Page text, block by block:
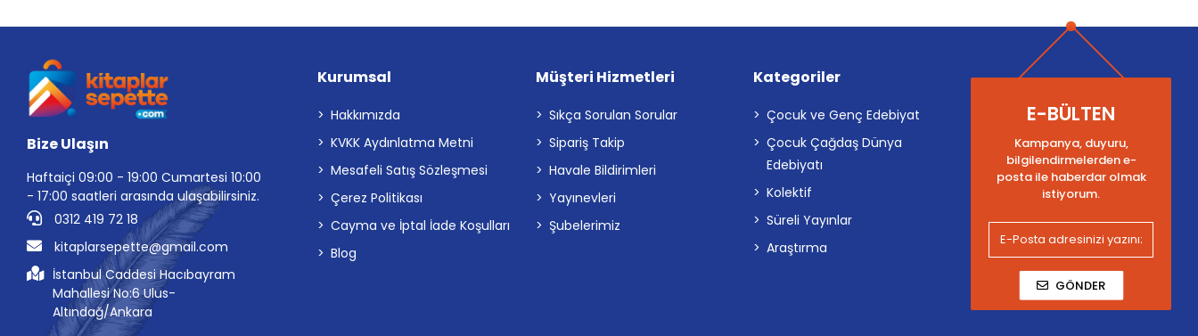
Bize Ulaşın
Haftaiçi 09:00 - 19:00 Cumartesi 10:00
- 17:00 saatleri arasında ulaşabilirsiniz.
0312 419 72 18
kitaplarsepette@gmail.com
İstanbul Caddesi Hacıbayram
Mahallesi No:6 Ulus-
Altındağ/Ankara
Kurumsal
Hakkımızda
KVKK Aydınlatma Metni
Mesafeli Satış Sözleşmesi
Çerez Politikası
Cayma ve İptal İade Koşulları
Blog
Müşteri Hizmetleri
Sıkça Sorulan Sorular
Sipariş Takip
Havale Bildirimleri
Yayınevleri
Şubelerimiz
Kategoriler
Çocuk ve Genç Edebiyat
Çocuk Çağdaş Dünya
Edebiyatı
Kolektif
Süreli Yayınlar
Araştırma
E-BÜLTEN
Kampanya, duyuru,
bilgilendirmelerden e-
posta ile haberdar olmak
istiyorum.
GÖNDER